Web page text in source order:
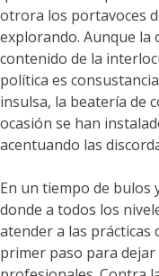
otrora los portavoces
explorando. Aunque la
contenido de la
política es
insulsa, la beatería de
ocasión se han
acentuando las
En un tiempo de bulos
donde a todos los
atender a las prácticas
primer paso para dejar